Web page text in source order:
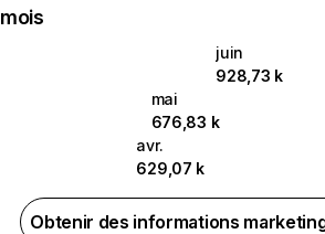
mois
juin
928,73 k
mai
676,83 k
avr.
629,07 k
Obtenir des informations